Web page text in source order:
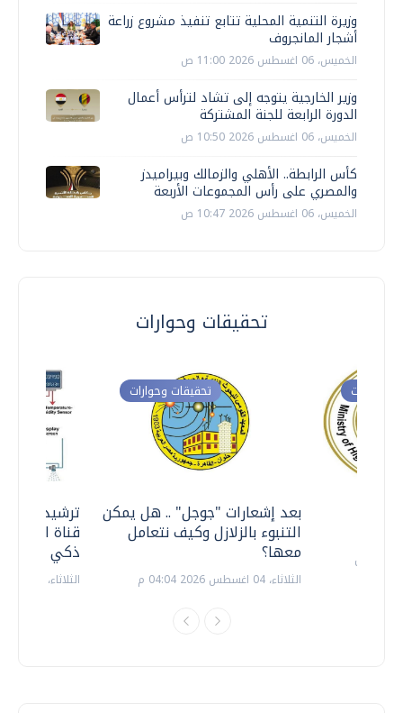
وزيرة التنمية المحلية تتابع تنفيذ مشروع زراعة
أشجار المانجروف
الخميس، 06 اغسطس 2026 11:00 ص
وزير الخارجية يتوجه إلى تشاد لترأس أعمال
الدورة الرابعة للجنة المشتركة
الخميس، 06 اغسطس 2026 10:50 ص
كأس الرابطة.. الأهلي والزمالك وبيراميدز
والمصري على رأس المجموعات الأربعة
الخميس، 06 اغسطس 2026 10:47 ص
تحقيقات وحوارات
ترشيدا
قناة
ذكي
الثلاثاء، 14 يوليو 2026 06:11 م
تحقيقات وحوارات
بعد إشعارات "جوجل" .. هل يمكن
التنبوء بالزلازل وكيف نتعامل
معها؟
الثلاثاء، 04 اغسطس 2026 04:04 م
وحوارات